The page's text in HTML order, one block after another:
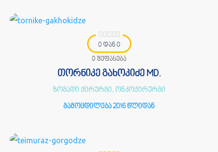
0 დან 0
0 შეფასება
თორნიკე გახოკიძე MD.
ზოგადი ქირურგი, ონკოქირურგი
გამოცდილება 2016 წლიდან